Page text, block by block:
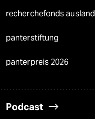
recherchefonds ausland
panterstiftung
panterpreis 2026
Podcast